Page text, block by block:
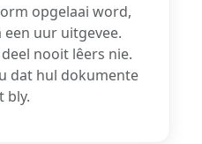
opgelaai word,
uur uitgevee.
nooit lêers nie.
dat hul dokumente
bly.